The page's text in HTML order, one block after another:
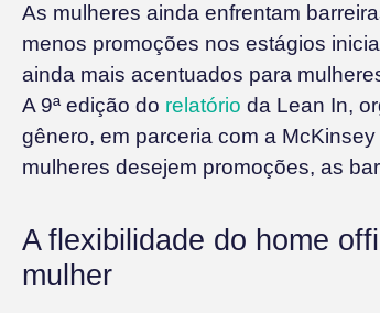
As mulheres ainda enfrentam
menos promoções nos estágios
ainda mais acentuados para
A 9ª edição do relatório da Lean In,
gênero, em parceria com a
mulheres desejem promoções, as
A flexibilidade do home
mulher